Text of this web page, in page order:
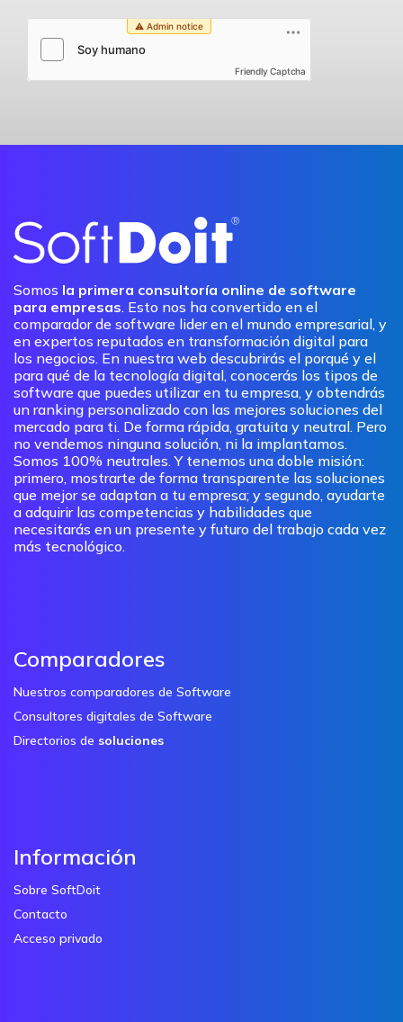
Friendly Captcha
Somos la primera consultoría online de software
para empresas. Esto nos ha convertido en el
comparador de software lider en el mundo empresarial, y
en expertos reputados en transformación digital para
los negocios. En nuestra web descubrirás el porqué y el
para qué de la tecnología digital, conocerás los tipos de
software que puedes utilizar en tu empresa, y obtendrás
un ranking personalizado con las mejores soluciones del
mercado para ti. De forma rápida, gratuita y neutral. Pero
no vendemos ninguna solución, ni la implantamos.
Somos 100% neutrales. Y tenemos una doble misión:
primero, mostrarte de forma transparente las soluciones
que mejor se adaptan a tu empresa; y segundo, ayudarte
a adquirir las competencias y habilidades que
necesitarás en un presente y futuro del trabajo cada vez
más tecnológico.
Comparadores
Nuestros comparadores de Software
Consultores digitales de Software
Directorios de soluciones
Información
Sobre SoftDoit
Contacto
Acceso privado